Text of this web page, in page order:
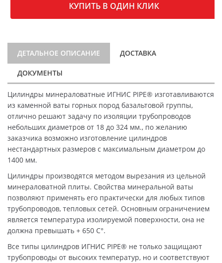
КУПИТЬ В ОДИН КЛИК
ДЕТАЛЬНОЕ ОПИСАНИЕ ДОСТАВКА
ДОКУМЕНТЫ
Цилиндры минераловатные ИГНИС PIPE® изготавливаются
из каменной ваты горных пород базальтовой группы,
отлично решают задачу по изоляции трубопроводов
небольших диаметров от 18 до 324 мм., по желанию
заказчика возможно изготовление цилиндров
нестандартных размеров с максимальным диаметром до
1400 мм.
Цилиндры производятся методом вырезания из цельной
минераловатной плиты. Свойства минеральной ваты
позволяют применять его практически для любых типов
трубопроводов, тепловых сетей. Основным ограничением
является температура изолируемой поверхности, она не
должна превышать + 650 C°.
Все типы цилиндров ИГНИС PIPE® не только защищают
трубопроводы от высоких температур, но и соответствуют